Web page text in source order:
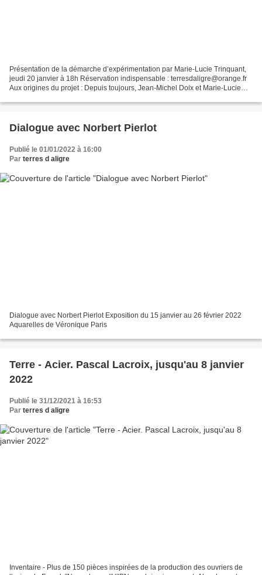
Présentation de la démarche d’expérimentation par Marie-Lucie Trinquant,
jeudi 20 janvier à 18h Réservation indispensable : terresdaligre@orange.fr
Aux origines du projet : Depuis toujours, Jean-Michel Doix et Marie-Lucie
Dialogue avec Norbert Pierlot
Publié le 01/01/2022 à 16:00
Par terres d aligre
Dialogue avec Norbert Pierlot Exposition du 15 janvier au 26 février 2022
Aquarelles de Véronique Paris
Terre - Acier. Pascal Lacroix, jusqu'au 8 janvier
2022
Publié le 31/12/2021 à 16:53
Par terres d aligre
Inventaire - Plus de 150 pièces inspirées de la production des ouvriers de